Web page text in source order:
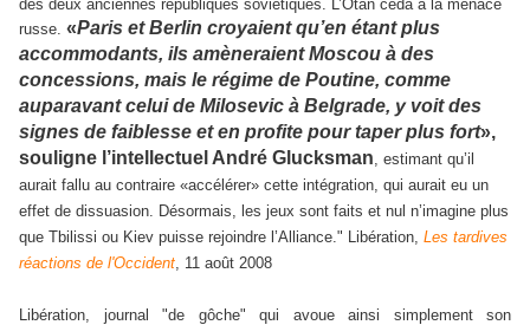
des deux anciennes républiques soviétiques. L’Otan céda à la menace
russe. «Paris et Berlin croyaient qu’en étant plus
accommodants, ils amèneraient Moscou à des
concessions, mais le régime de Poutine, comme
auparavant celui de Milosevic à Belgrade, y voit des
signes de faiblesse et en profite pour taper plus fort»,
souligne l’intellectuel André Glucksman, estimant qu’il
aurait fallu au contraire «accélérer» cette intégration, qui aurait eu un
effet de dissuasion. Désormais, les jeux sont faits et nul n’imagine plus
que Tbilissi ou Kiev puisse rejoindre l’Alliance." Libération, Les tardives
réactions de l'Occident, 11 août 2008
Libération, journal "de gôche" qui avoue ainsi simplement son